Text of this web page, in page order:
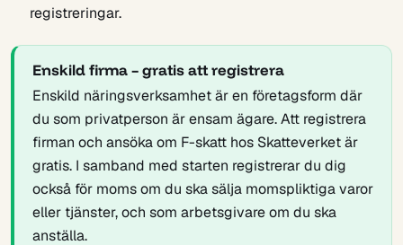
registreringar.
Enskild firma – gratis att registrera
Enskild näringsverksamhet är en företagsform där
du som privatperson är ensam ägare. Att registrera
firman och ansöka om F-skatt hos Skatteverket är
gratis. I samband med starten registrerar du dig
också för moms om du ska sälja momspliktiga varor
eller tjänster, och som arbetsgivare om du ska
anställa.